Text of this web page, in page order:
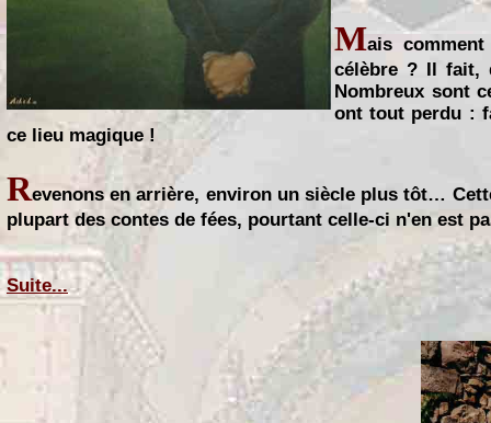
Mais
célèbre ? Il fait,
Nombreux sont
ont tout perdu :
ce lieu magique !
Revenons en arrière, environ un siècle plus tôt…
plupart des contes de fées, pourtant celle-ci n'en est
Suite...